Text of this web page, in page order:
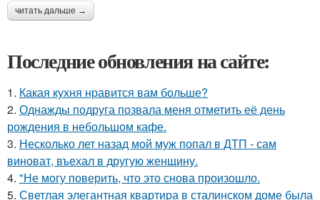
читать дальше →
Последние обновления на сайте:
1. Какая кухня нравится вам больше?
2. Однажды подруга позвала меня отметить её день
рождения в небольшом кафе.
3. Несколько лет назад мой муж попал в ДТП - сам
виноват, въехал в другую женщину.
4. "Не могу поверить, что это снова произошло.
5. Светлая элегантная квартира в сталинском доме была